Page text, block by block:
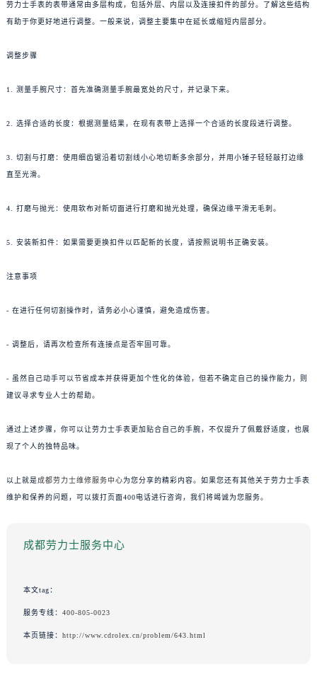
劳力士手表的表带通常由多层构成，包括外层、内层以及连接扣件的部分。了解这些结构
有助于你更好地进行调整。一般来说，调整主要集中在延长或缩短内层部分。
调整步骤
1. 测量手腕尺寸：首先准确测量手腕最宽处的尺寸，并记录下来。
2. 选择合适的长度：根据测量结果，在现有表带上选择一个合适的长度段进行调整。
3. 切割与打磨：使用细齿锯沿着切割线小心地切断多余部分，并用小锤子轻轻敲打边缘
直至光滑。
4. 打磨与抛光：使用软布对新切面进行打磨和抛光处理，确保边缘平滑无毛刺。
5. 安装新扣件：如果需要更换扣件以匹配新的长度，请按照说明书正确安装。
注意事项
- 在进行任何切割操作时，请务必小心谨慎，避免造成伤害。
- 调整后，请再次检查所有连接点是否牢固可靠。
- 虽然自己动手可以节省成本并获得更加个性化的体验，但若不确定自己的操作能力，则
建议寻求专业人士的帮助。
通过上述步骤，你可以让劳力士手表更加贴合自己的手腕，不仅提升了佩戴舒适度，也展
现了个人的独特品味。
以上就是成都劳力士维修服务中心为您分享的精彩内容。如果您还有其他关于劳力士手表
维护和保养的问题，可以拨打页面400电话进行咨询，我们将竭诚为您服务。
成都劳力士服务中心
本文tag：
服务专线： 400-805-0023
本页链接： http://www.cdrolex.cn/problem/643.html